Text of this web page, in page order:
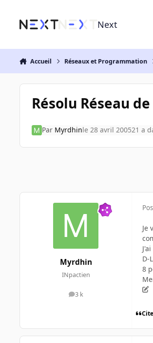
Next
Accueil Réseaux et Programmation
Résolu Réseau
Par Myrdhinle 28 avril 200521 a
Myrdhin
INpactien
3 k
messages
Je
D-
8